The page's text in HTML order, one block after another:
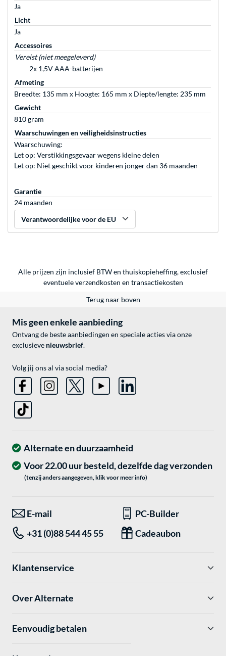
Ja
Licht
Ja
Accessoires
Vereist (niet meegeleverd)
2x 1,5V AAA-batterijen
Afmeting
Breedte: 135 mm x Hoogte: 165 mm x Diepte/lengte: 235 mm
Gewicht
810 gram
Waarschuwingen en veiligheidsinstructies
Waarschuwing:
Let op: Verstikkingsgevaar wegens kleine delen
Let op: Niet geschikt voor kinderen jonger dan 36 maanden
Garantie
24 maanden
Verantwoordelijke voor de EU
Alle prijzen zijn inclusief BTW en thuiskopieheffing, exclusief
eventueleverzendkosten en transactiekosten
Terug naar boven
Mis geen enkele aanbieding
Ontvang de beste aanbiedingen en speciale acties via onze
exclusieve nieuwsbrief.
Volg jij ons al via social media?
Alternate en duurzaamheid
Voor 22.00 uur besteld, dezelfde dag verzonden
(tenzij anders aangegeven, klik voor meer info)
E-mail
PC-Builder
+31 (0)88 544 45 55
Cadeaubon
Klantenservice
Over Alternate
Eenvoudig betalen